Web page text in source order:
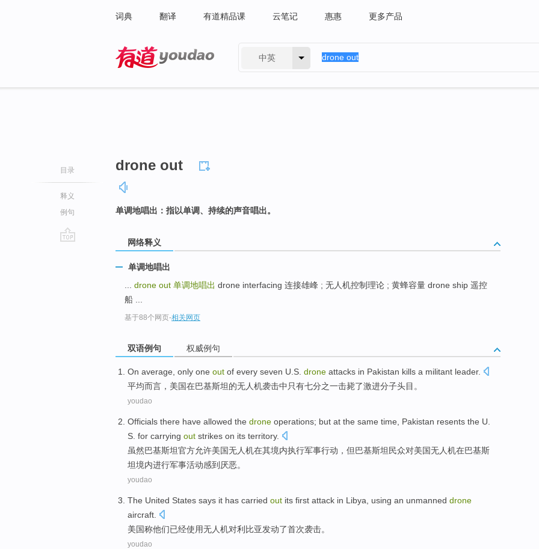
词典 翻译 有道精品课 云笔记 惠惠 更多产品
中英
目录
释义
例句
drone out
单调地唱出：指以单调、持续的声音唱出。
网络释义
单调地唱出
drone out 单调地唱出 drone interfacing 连接雄峰 ; 无人机控制理论 ; 黄蜂容量 drone ship 遥控
船 ...
基于88个网页-相关网页
双语例句 权威例句
On average, only one out of every seven U.S. drone attacks in Pakistan kills a militant leader.
平均而言， 美国在巴基斯坦的无人机袭击中只有七分之一击毙了激进分子头目。
youdao
Officials there have allowed the drone operations; but at the same time, Pakistan resents the U.
S. for carrying out strikes on its territory.
虽然巴基斯坦官方允许美国无人机在其境内执行军事行动 ， 但巴基斯坦民众对美国无人机在巴基斯
坦境内进行军事活动感到 厌恶。
youdao
The United States says it has carried out its first attack in Libya using an unmanned drone
aircraft
美国称他们已经使用无人机对利比亚发动了首次袭击。
youdao